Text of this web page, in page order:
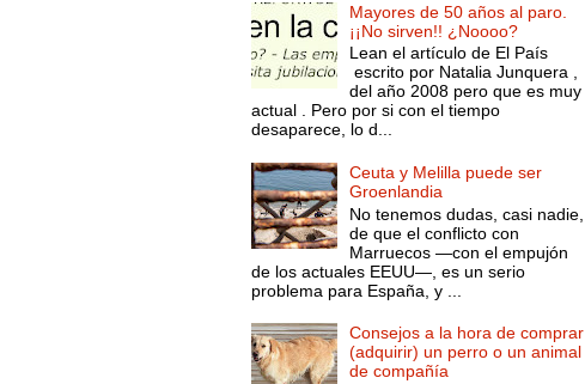
Mayores de 50 años al paro.
¡¡No sirven!! ¿Noooo?
Lean el artículo de El País
escrito por Natalia Junquera ,
del año 2008 pero que es muy
actual . Pero por si con el tiempo
desaparece, lo d...
Ceuta y Melilla puede ser
Groenlandia
No tenemos dudas, casi nadie,
de que el conflicto con
Marruecos —con el empujón
de los actuales EEUU—, es un serio
problema para España, y ...
Consejos a la hora de comprar
(adquirir) un perro o un animal
de compañía